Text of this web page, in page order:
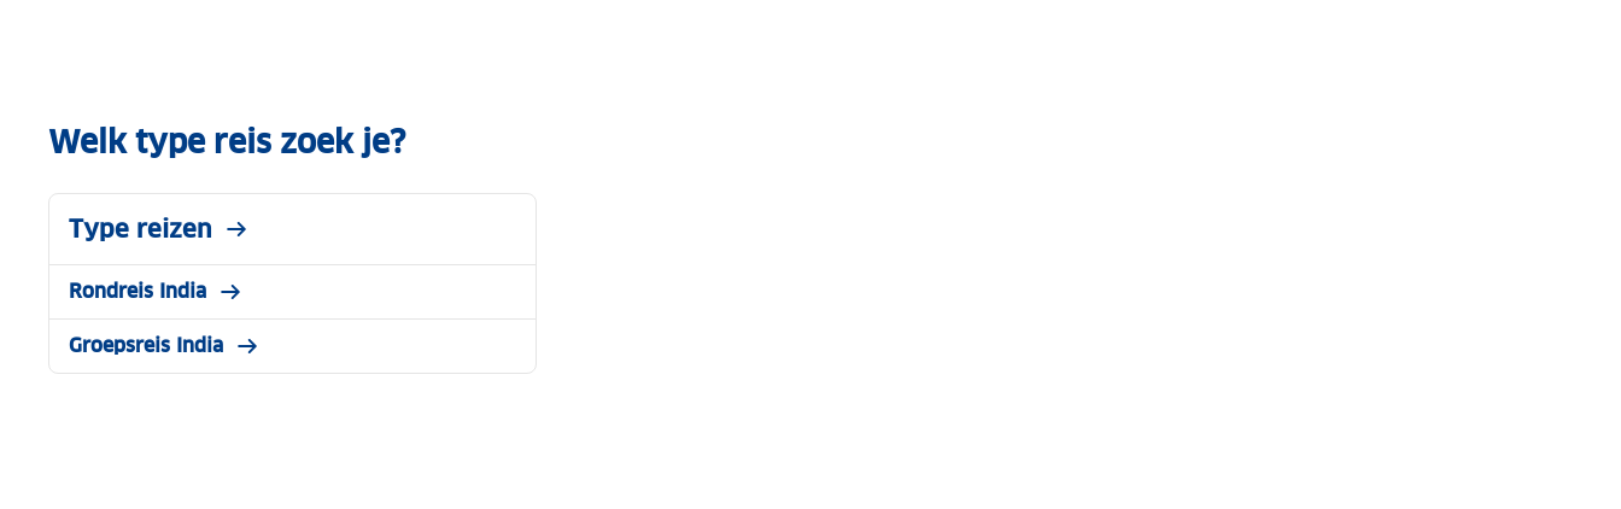
Welk type reis zoek je?
Type reizen
Rondreis India
Groepsreis India